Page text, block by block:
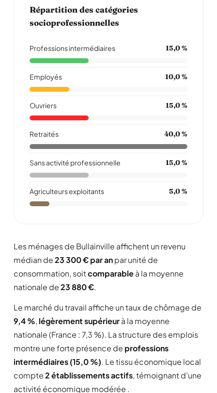
Répartition des catégories
socioprofessionnelles
Professions intermédiaires 15,0 %
Employés 10,0 %
Ouvriers 15,0 %
Retraités 40,0 %
Sans activité professionnelle 15,0 %
Agriculteurs exploitants 5,0 %
Les ménages de Bullainville affichent un revenu
médian de23 300 € par anpar unité de
consommation, soitcomparableà la moyenne
nationale de23 880 €.
Le marché du travail affiche un taux de chômage de
9,4 %, légèrement supérieurà la moyenne
nationale (France : 7,3 %). La structure des emplois
montre une forte présence de professions
intermédiaires (15,0 %). Le tissu économique local
compte2 établissements actifs, témoignant d'une
activité économique modérée .